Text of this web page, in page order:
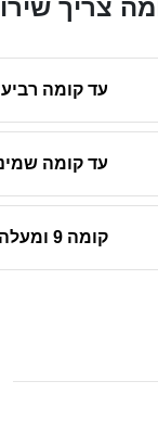
צריך
עד קומה
עד קומה
קומה 9 ומעלה...